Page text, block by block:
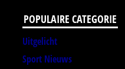
POPULAIRE CATEGORIE
Uitgelicht
Sport Nieuws